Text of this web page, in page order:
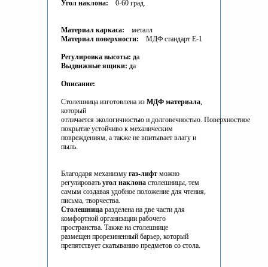
Угол наклона: 0-60 град.
Материал каркаса: металл
Материал поверхности: МДФ стандарт Е-1
Регулировка высоты: да
Выдвижные ящики: да
Описание:
Столешница изготовлена из МДФ материала,
который
отличается экологичностью и долговечностью. Поверхностное
покрытие устойчиво к механическим
повреждениям, а также не впитывает влагу и
пыль.
Благодаря механизму газ-лифт можно
регулировать угол наклона столешницы, тем
самым создавая удобное положение для чтения,
письма, творчества.
Столешница разделена на две части для
комфортной организации рабочего
пространства. Также на столешнице
размещен прорезиненный барьер, который
препятствует скатыванию предметов со стола.